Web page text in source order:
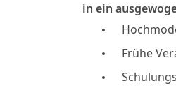
in ein
Frühe